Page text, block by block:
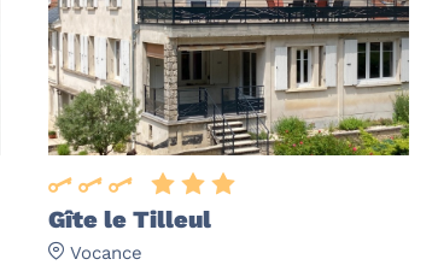
Gîte le Tilleul
Vocance